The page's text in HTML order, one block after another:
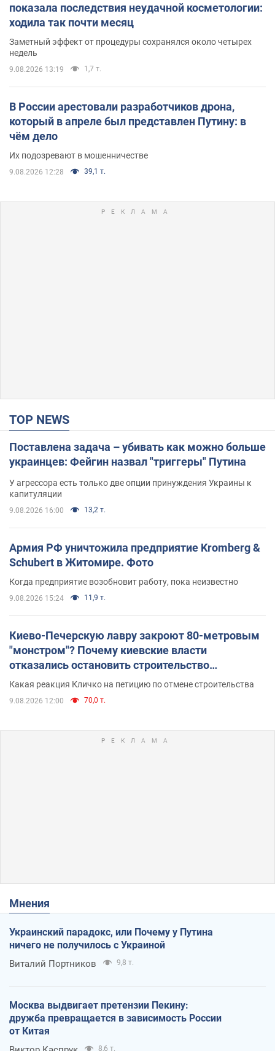
показала последствия неудачной косметологии:
ходила так почти месяц
Заметный эффект от процедуры сохранялся около четырех
недель
9.08.2026 13:19 1,7 т.
В России арестовали разработчиков дрона,
который в апреле был представлен Путину: в
чём дело
Их подозревают в мошенничестве
9.08.2026 12:28 39,1 т.
TOP NEWS
Поставлена задача – убивать как можно больше
украинцев: Фейгин назвал "триггеры" Путина
У агрессора есть только две опции принуждения Украины к
капитуляции
9.08.2026 16:00 13,2 т.
Армия РФ уничтожила предприятие Kromberg &
Schubert в Житомире. Фото
Когда предприятие возобновит работу, пока неизвестно
9.08.2026 15:24 11,9 т.
Киево-Печерскую лавру закроют 80-метровым
"монстром"? Почему киевские власти
отказались остановить строительство
небоскреба "московского верующего"
Какая реакция Кличко на петицию по отмене строительства
9.08.2026 12:00 70,0 т.
Мнения
Украинский парадокс, или Почему у Путина
ничего не получилось с Украиной
Виталий Портников 9,8 т.
Москва выдвигает претензии Пекину:
дружба превращается в зависимость России
от Китая
8,6 т.